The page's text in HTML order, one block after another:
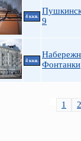
4 ккв.
9
4 ккв.
Фонтанки
1 2